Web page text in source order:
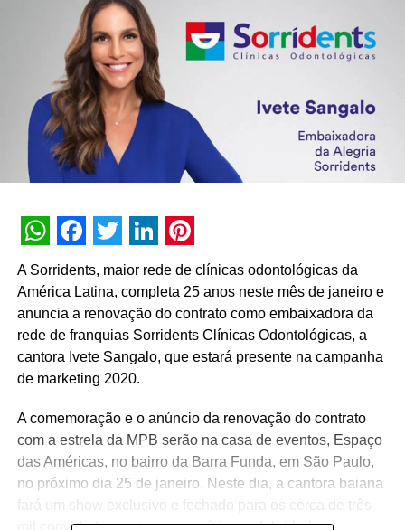
WhatsApp
Facebook
Twitter
LinkedIn
Pinterest
A Sorridents, maior rede de clínicas odontológicas da
América Latina, completa 25 anos neste mês de janeiro e
anuncia a renovação do contrato como embaixadora da
rede de franquias Sorridents Clínicas Odontológicas, a
cantora Ivete Sangalo, que estará presente na campanha
de marketing 2020.
A comemoração e o anúncio da renovação do contrato
com a estrela da MPB serão na casa de eventos, Espaço
das Américas, no bairro da Barra Funda, em São Paulo,
no próximo dia 25 de janeiro. Neste dia, a cantora baiana
fará um show exclusivo e fechado para os cerca de três